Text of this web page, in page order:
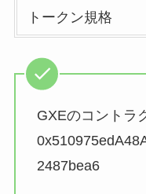
トークン規格
GXEのコントラ
2487bea6